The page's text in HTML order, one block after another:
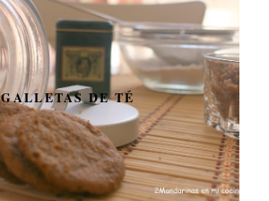
GALLETAS DE TÉ